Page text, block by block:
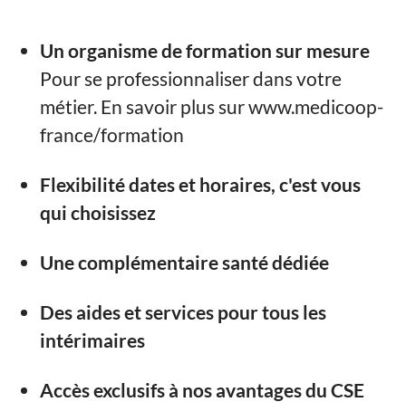
Un organisme de formation sur mesure
Pour se professionnaliser dans votre
métier. En savoir plus sur www.medicoop-
france/formation
Flexibilité dates et horaires, c'est vous
qui choisissez
Une complémentaire santé dédiée
Des aides et services pour tous les
intérimaires
Accès exclusifs à nos avantages du CSE